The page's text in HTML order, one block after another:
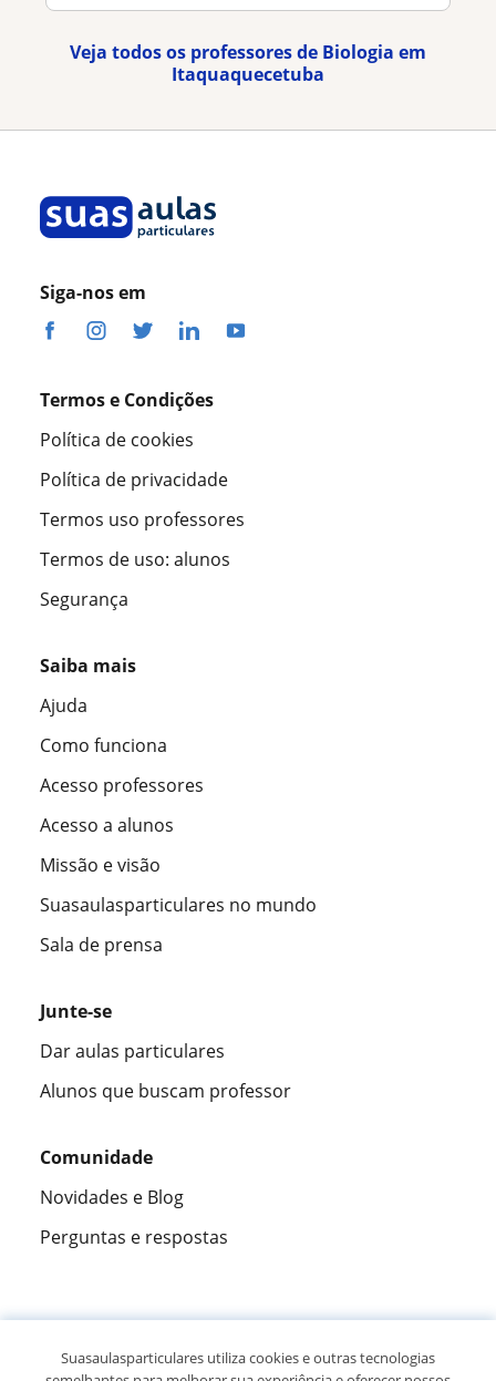
Veja todos os professores de Biologia em
Itaquaquecetuba
Siga-nos em
Termos e Condições
Política de cookies
Política de privacidade
Termos uso professores
Termos de uso: alunos
Segurança
Saiba mais
Ajuda
Como funciona
Acesso professores
Acesso a alunos
Missão e visão
Suasaulasparticulares no mundo
Sala de prensa
Junte-se
Dar aulas particulares
Alunos que buscam professor
Comunidade
Novidades e Blog
Perguntas e respostas
Suasaulasparticulares utiliza cookies e outras tecnologias